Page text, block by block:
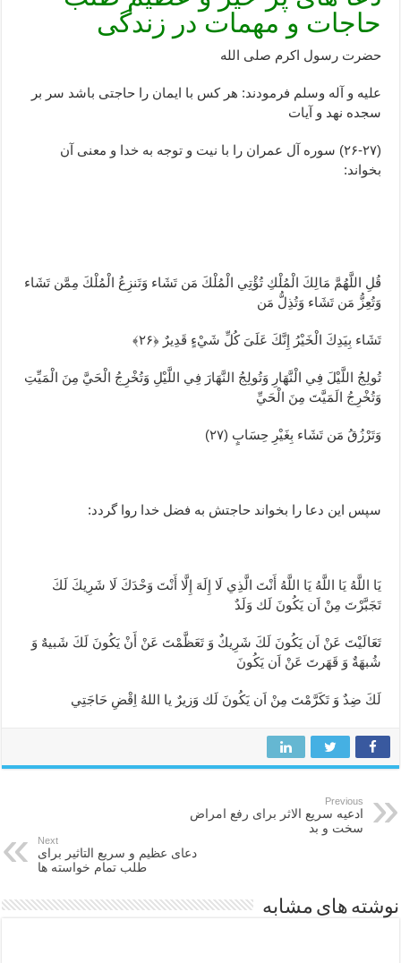
حاجات و مهمات در زندگی
حضرت رسول اکرم صلی الله
علیه و آله وسلم فرمودند: هر کس با ایمان را حاجتی باشد سر بر
سجده نهد و آیات
(۲۶-۲۷) سوره آل عمران را با نیت و توجه به خدا و معنی آن
بخواند:
قُلِ اللَّهُمَّ مَالِكَ الْمُلْكِ تُؤْتِي الْمُلْكَ مَن تَشَاء وَتَنزِعُ الْمُلْكَ مِمَّن تَشَاء
وَتُعِزُّ مَن تَشَاء وَتُذِلُّ مَن
تَشَاء بِيَدِكَ الْخَيْرُ إِنَّكَ عَلَىَ كُلِّ شَيْءٍ قَدِيرٌ ﴿۲۶﴾
تُولِجُ اللَّيْلَ فِي الْنَّهَارِ وَتُولِجُ النَّهَارَ فِي اللَّيْلِ وَتُخْرِجُ الْحَيَّ مِنَ الْمَيِّتِ
وَتُخْرِجُ الَمَيَّتَ مِنَ الْحَيِّ
وَتَرْزُقُ مَن تَشَاء بِغَيْرِ حِسَابٍ (۲۷)
سپس این دعا را بخواند حاجتش به فضل خدا روا گردد:
يَا اللَّهُ يَا اللَّهُ يَا اللَّهُ أَنْتَ الَّذِي لَا إِلَهَ إِلَّا أَنْتَ وَحْدَكَ لَا شَرِيكَ لَكَ
تَجَبَّرْتَ مِنْ اَن يَكُونَ لَك‏ وَلَدٌ
تَعَالَيْتَ عَنْ اَن يَكُونَ لَكَ شَرِيكٌ وَ تَعَظَّمْتَ عَنْ أَنْ يَكُونَ لَكَ شَبیهٌ وَ
شُبهَةٌ وَ قَهَرتَ عَنْ اَن يَكُونَ
لَكَ ضِدٌ وَ تَكَرَّمْتَ مِنْ اَن يَكُونَ لَك وَزیرٌ یا اللهُ اِقْضِ حَاجَتِي
Previous
ادعیه سریع الاثر برای رفع امراض
سخت و بد
Next
دعای عظیم و سریع التاثیر برای
طلب تمام خواسته ها
نوشته های مشابه